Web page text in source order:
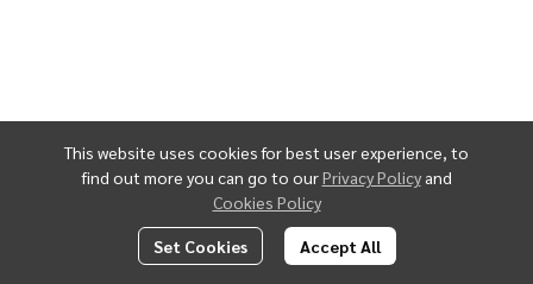
This website uses cookies for best user experience, to
find out more you can go to ourPrivacy Policy and
Cookies Policy
Set Cookies Accept All